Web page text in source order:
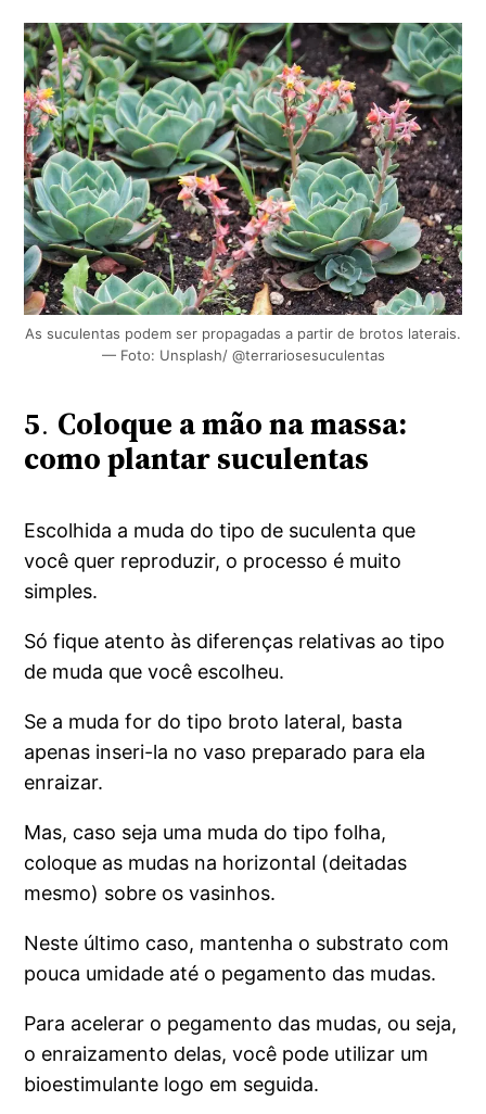
As suculentas podem ser propagadas a partir de brotos laterais.
— Foto: Unsplash/ @terrariosesuculentas
5. Coloque a mão na massa:
como plantar suculentas
Escolhida a muda do tipo de suculenta que
você quer reproduzir, o processo é muito
simples.
Só fique atento às diferenças relativas ao tipo
de muda que você escolheu.
Se a muda for do tipo broto lateral, basta
apenas inseri-la no vaso preparado para ela
enraizar.
Mas, caso seja uma muda do tipo folha,
coloque as mudas na horizontal (deitadas
mesmo) sobre os vasinhos.
Neste último caso, mantenha o substrato com
pouca umidade até o pegamento das mudas.
Para acelerar o pegamento das mudas, ou seja,
o enraizamento delas, você pode utilizar um
bioestimulante logo em seguida.